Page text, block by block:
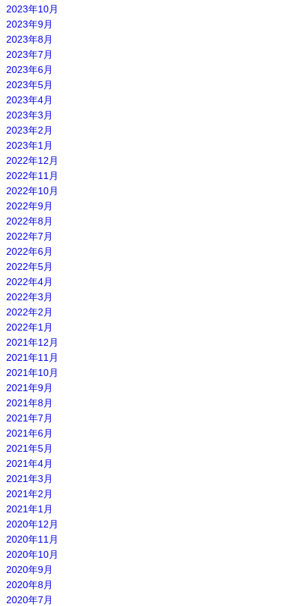
2023年10月
2023年9月
2023年8月
2023年7月
2023年6月
2023年5月
2023年4月
2023年3月
2023年2月
2023年1月
2022年12月
2022年11月
2022年10月
2022年9月
2022年8月
2022年7月
2022年6月
2022年5月
2022年4月
2022年3月
2022年2月
2022年1月
2021年12月
2021年11月
2021年10月
2021年9月
2021年8月
2021年7月
2021年6月
2021年5月
2021年4月
2021年3月
2021年2月
2021年1月
2020年12月
2020年11月
2020年10月
2020年9月
2020年8月
2020年7月